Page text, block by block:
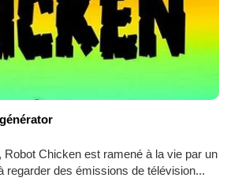
Robot Chicken est ramené à la vie par un
regarder des émissions de télévision...